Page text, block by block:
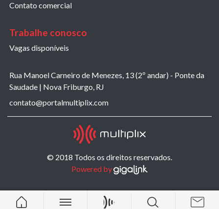
Contato comercial
Trabalhe conosco
Vagas disponíveis
Rua Manoel Carneiro de Menezes, 13 (2º andar) - Ponte da
Saudade | Nova Friburgo, RJ
contato@portalmultiplix.com
© 2018 Todos os direitos reservados.
Powered by